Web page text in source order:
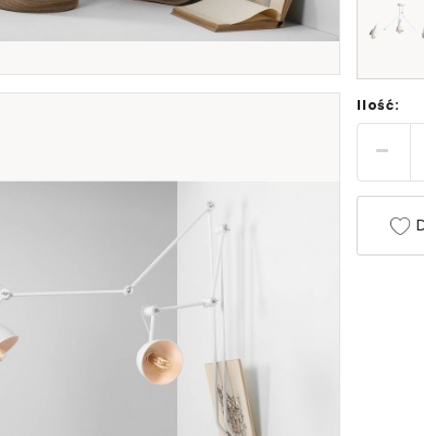
Ilość: